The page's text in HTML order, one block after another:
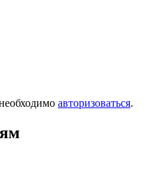
авторизоваться.